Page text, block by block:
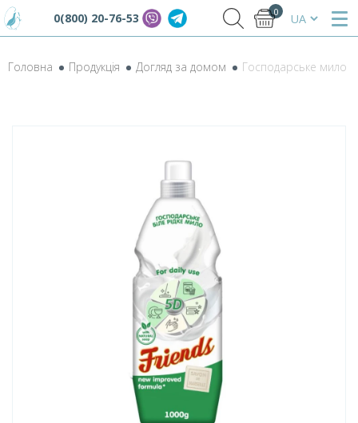
0(800) 20-76-53 0
Головна Продукція Догляд за домом Господарське мило